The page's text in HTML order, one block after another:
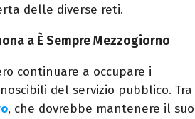
delle diverse reti.
a È Sempre Mezzogiorno
continuare a occupare i
del servizio pubblico. Tra
, che dovrebbe mantenere il suo